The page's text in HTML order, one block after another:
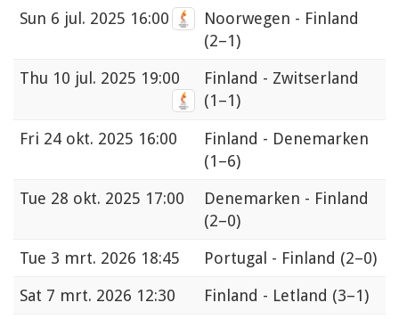
Sun 6 jul. 2025 16:00
Noorwegen - Finland
(2–1)
Thu 10 jul. 2025 19:00
Finland - Zwitserland
(1–1)
Fri 24 okt. 2025 16:00
Finland - Denemarken
(1–6)
Tue 28 okt. 2025 17:00
Denemarken - Finland
(2–0)
Tue 3 mrt. 2026 18:45 Portugal - Finland (2–0)
Sat 7 mrt. 2026 12:30 Finland - Letland (3–1)